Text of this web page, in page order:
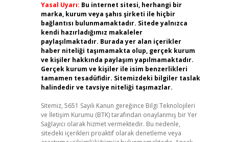
Yasal Uyarı: Bu internet sitesi, herhangi bir
marka, kurum veya şahıs şirketi ile hiçbir
bağlantısı bulunmamaktadır. Sitede yalnızca
kendi hazırladığımız makaleler
paylaşılmaktadır. Burada yer alan içerikler
haber niteliği taşımamakta olup, gerçek kurum
ve kişiler hakkında paylaşım yapılmamaktadır.
Gerçek kurum ve kişiler ile isim benzerlikleri
tamamen tesadüfidir. Sitemizdeki bilgiler taslak
halindedir ve tavsiye niteliği taşımazlar.
Sitemiz, 5651 Sayılı Kanun gereğince Bilgi Teknolojileri
ve İletişim Kurumu (BTK) tarafından onaylanmış bir Yer
Sağlayıcı olarak hizmet vermektedir. Bu nedenle,
sitedeki içerikleri proaktif olarak denetleme veya